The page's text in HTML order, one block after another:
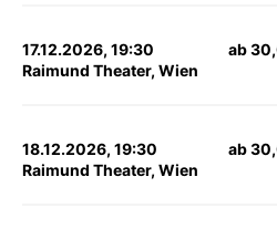
17.12.2026, 19:30
Raimund Theater, Wien
ab
18.12.2026, 19:30
Raimund Theater, Wien
ab